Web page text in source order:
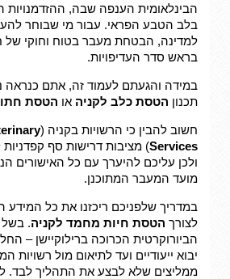
הבינלאומית הענפה שבה, ההזדמנויות
בלב הטבע הפראי. עבור מי שבוחר
למדינה, הבטחת מעבר בטוח וחוקי של
בראש סדר העדיפויות.
במידה והגעתם לעמוד זה, אתם כנראה
תכנון הטסת כלב לקניה או הטסת
חשוב להבין כי הרשויות בקניה (
Services) מציבות דרישות סף קפדניות
ולכן עליכם להיערך עם כל האישורים
מועד המעבר המתוכנן.
במדריך שלפניכם ריכזנו את כל המידע
לצורך הטסת חיות מחמד לקניה. בשל
הביורוקרטית הכרוכה ברילוקיישן –
יבוא ייעודיים ועד לתיאום מול רשויות
ממליצים שלא לבצע את התהליך לבד.